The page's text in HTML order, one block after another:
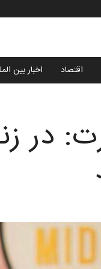
اقتصاد اخبار بین
در